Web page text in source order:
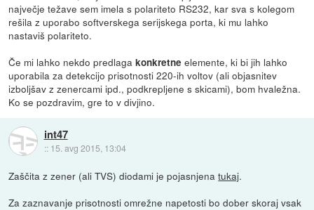
največje težave sem imela s polariteto RS232, kar sva s kolegom
rešila z uporabo softverskega serijskega porta, ki mu lahko
nastaviš polariteto.
Če mi lahko nekdo predlagakonkretne elemente, ki bi jih lahko
uporabila za detekcijo prisotnosti 220-ih voltov (ali objasnitev
izboljšav z zenercami ipd., podkrepljene s skicami), bom hvaležna.
Ko se pozdravim, gre to v divjino.
int47
:: 15. avg 2015, 13:04
Zaščita z zener (ali TVS) diodami je pojasnjenatukaj.
Za zaznavanje prisotnosti omrežne napetosti bo dober skoraj vsak